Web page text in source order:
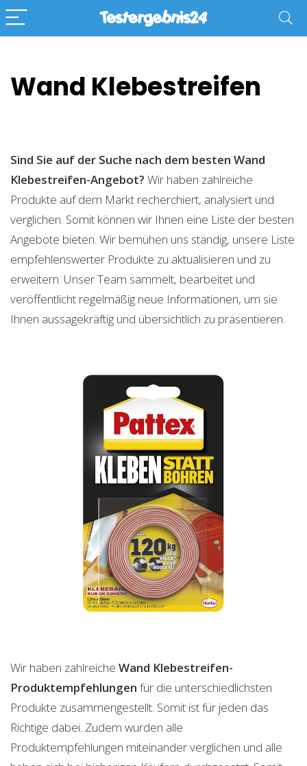
Wand Klebestreifen
Sind Sie auf der Suche nach dem besten Wand
Klebestreifen-Angebot? Wir haben zahlreiche
Produkte auf dem Markt recherchiert, analysiert und
verglichen. Somit können wir Ihnen eine Liste der besten
Angebote bieten. Wir bemühen uns ständig, unsere Liste
empfehlenswerter Produkte zu aktualisieren und zu
erweitern. Unser Team sammelt, bearbeitet und
veröffentlicht regelmäßig neue Informationen, um sie
Ihnen aussagekräftig und übersichtlich zu präsentieren.
Wir haben zahlreiche Wand Klebestreifen-
Produktempfehlungen für die unterschiedlichsten
Produkte zusammengestellt. Somit ist für jeden das
Richtige dabei. Zudem wurden alle
Produktempfehlungen miteinander verglichen und alle